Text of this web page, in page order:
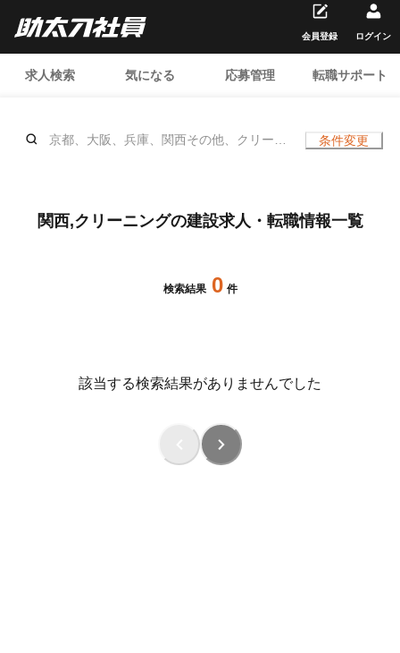
求人検索 気になる 応募管理 転職サポート
会員登録 ログイン
京都、大阪、兵庫、関西その他、クリーニ
条件変更
関西,クリーニングの建設求人・転職情報一覧
検索結果 0 件
該当する検索結果がありませんでした